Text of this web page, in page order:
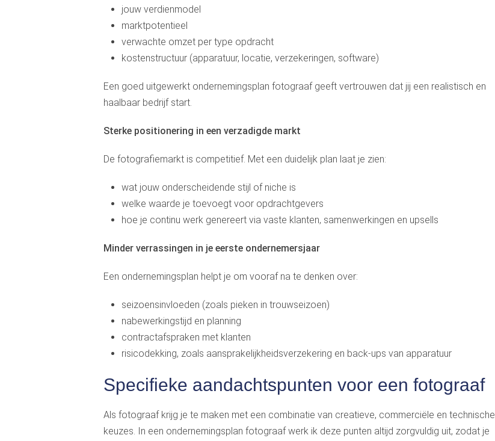
jouw verdienmodel
marktpotentieel
verwachte omzet per type opdracht
kostenstructuur (apparatuur, locatie, verzekeringen, software)
Een goed uitgewerkt ondernemingsplan fotograaf geeft vertrouwen dat jij een realistisch en
haalbaar bedrijf start.
Sterke positionering in een verzadigde markt
De fotografiemarkt is competitief. Met een duidelijk plan laat je zien:
wat jouw onderscheidende stijl of niche is
welke waarde je toevoegt voor opdrachtgevers
hoe je continu werk genereert via vaste klanten, samenwerkingen en upsells
Minder verrassingen in je eerste ondernemersjaar
Een ondernemingsplan helpt je om vooraf na te denken over:
seizoensinvloeden (zoals pieken in trouwseizoen)
nabewerkingstijd en planning
contractafspraken met klanten
risicodekking, zoals aansprakelijkheidsverzekering en back-ups van apparatuur
Specifieke aandachtspunten voor een fotograaf
Als fotograaf krijg je te maken met een combinatie van creatieve, commerciële en technische
keuzes. In een ondernemingsplan fotograaf werk ik deze punten altijd zorgvuldig uit, zodat je